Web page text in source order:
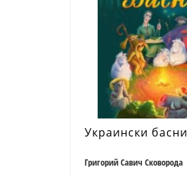
Украински басни
Григорий Савич Сковорода